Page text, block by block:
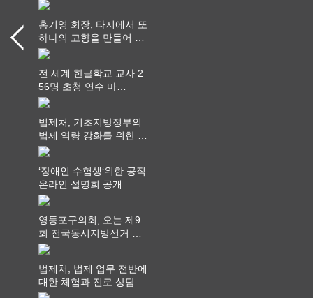
홍기영 회장, 타지에서 또
하나의 고향을 만들어 가
다
전 세계 한글학교 교사 2
56명 초청 연수 마
쳐...“수업은 더 깊게, 교
법제처, 기초지방정부의
법제 역량 강화를 위한 전
라권 현장설명회 개최
‘장애인 수험생‘위한 공직
온라인 설명회 공개
영등포구의회, 오는 제9
회 전국동시지방선거 ‧
"공직사회는 어느 때보다
를 지켜야 할 것"
법제처, 법제 업무 전반에
대한 체험과 진로 상담 기
회 제공